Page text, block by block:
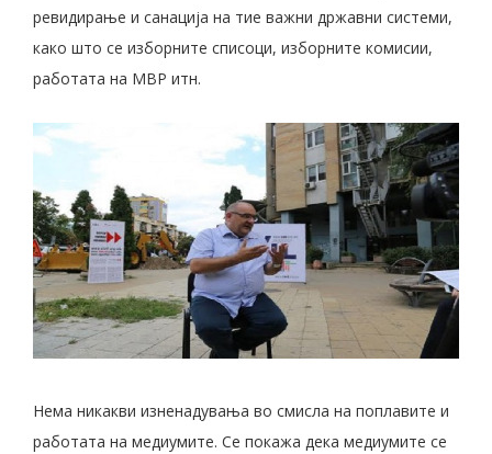
ревидирање и санација на тие важни државни системи,
како што се изборните списоци, изборните комисии,
работата на МВР итн.
Нема никакви изненадувања во смисла на поплавите и
работата на медиумите. Се покажа дека медиумите се